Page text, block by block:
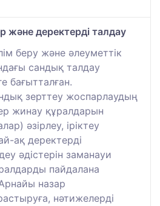
және деректерді талдау
беру және әлеуметтік
сандық талдау
бағытталған.
зерттеу жоспарлаудың
жинау құралдарын
әзірлеу, іріктеу
ақ деректерді
әдістерін заманауи
пайдалана
назар
нәтижелерді